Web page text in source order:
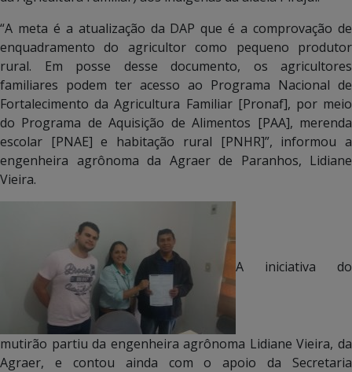
“A meta é a atualização da DAP que é a comprovação de
enquadramento do agricultor como pequeno produtor
rural. Em posse desse documento, os agricultores
familiares podem ter acesso ao Programa Nacional de
Fortalecimento da Agricultura Familiar [Pronaf], por meio
do Programa de Aquisição de Alimentos [PAA], merenda
escolar [PNAE] e habitação rural [PNHR]”, informou a
engenheira agrônoma da Agraer de Paranhos, Lidiane
Vieira.
A iniciativa do
mutirão partiu da engenheira agrônoma Lidiane Vieira, da
Agraer, e contou ainda com o apoio da Secretaria